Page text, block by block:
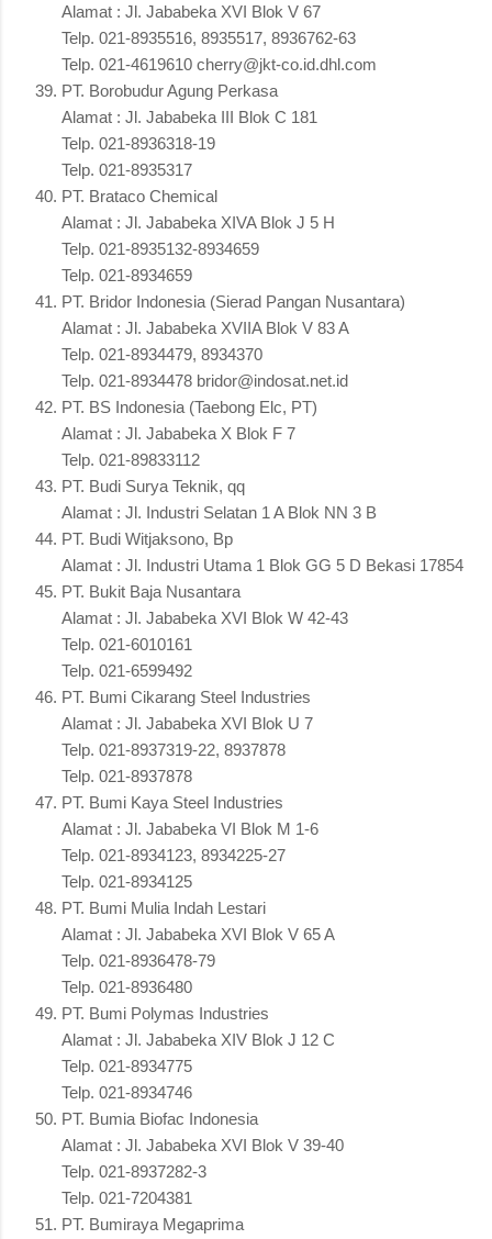
Alamat : Jl. Jababeka XVI Blok V 67
Telp. 021-8935516, 8935517, 8936762-63
Telp. 021-4619610 cherry@jkt-co.id.dhl.com
PT. Borobudur Agung Perkasa
Alamat : Jl. Jababeka III Blok C 181
Telp. 021-8936318-19
Telp. 021-8935317
PT. Brataco Chemical
Alamat : Jl. Jababeka XIVA Blok J 5 H
Telp. 021-8935132-8934659
Telp. 021-8934659
PT. Bridor Indonesia (Sierad Pangan Nusantara)
Alamat : Jl. Jababeka XVIIA Blok V 83 A
Telp. 021-8934479, 8934370
Telp. 021-8934478 bridor@indosat.net.id
PT. BS Indonesia (Taebong Elc, PT)
Alamat : Jl. Jababeka X Blok F 7
Telp. 021-89833112
PT. Budi Surya Teknik, qq
Alamat : Jl. Industri Selatan 1 A Blok NN 3 B
PT. Budi Witjaksono, Bp
Alamat : Jl. Industri Utama 1 Blok GG 5 D Bekasi 17854
PT. Bukit Baja Nusantara
Alamat : Jl. Jababeka XVI Blok W 42-43
Telp. 021-6010161
Telp. 021-6599492
PT. Bumi Cikarang Steel Industries
Alamat : Jl. Jababeka XVI Blok U 7
Telp. 021-8937319-22, 8937878
Telp. 021-8937878
PT. Bumi Kaya Steel Industries
Alamat : Jl. Jababeka VI Blok M 1-6
Telp. 021-8934123, 8934225-27
Telp. 021-8934125
PT. Bumi Mulia Indah Lestari
Alamat : Jl. Jababeka XVI Blok V 65 A
Telp. 021-8936478-79
Telp. 021-8936480
PT. Bumi Polymas Industries
Alamat : Jl. Jababeka XIV Blok J 12 C
Telp. 021-8934775
Telp. 021-8934746
PT. Bumia Biofac Indonesia
Alamat : Jl. Jababeka XVI Blok V 39-40
Telp. 021-8937282-3
Telp. 021-7204381
PT. Bumiraya Megaprima